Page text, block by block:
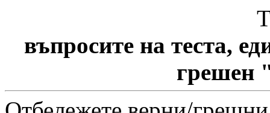
въпросите на теста,
грешен